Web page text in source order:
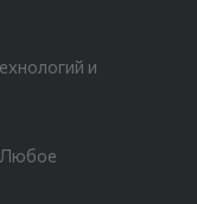
и
Любое